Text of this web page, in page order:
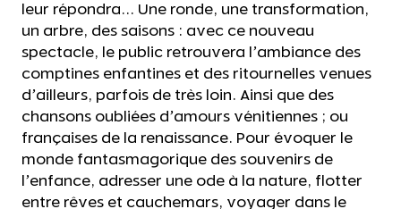
leur répondra... Une ronde, une transformation,
un arbre, des saisons : avec ce nouveau
spectacle, le public retrouvera l’ambiance des
comptines enfantines et des ritournelles venues
d’ailleurs, parfois de très loin. Ainsi que des
chansons oubliées d’amours vénitiennes ; ou
françaises de la renaissance. Pour évoquer le
monde fantasmagorique des souvenirs de
l’enfance, adresser une ode à la nature, flotter
entre rêves et cauchemars, voyager dans le